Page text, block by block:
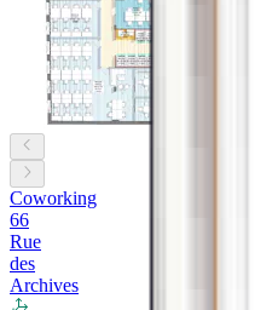
Coworking
66
Rue
des
Archives